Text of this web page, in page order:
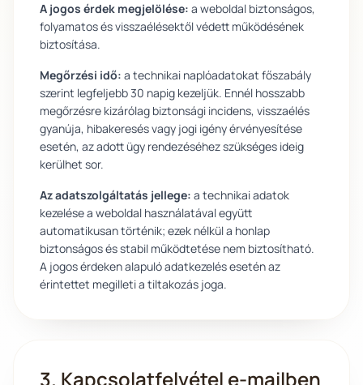
A jogos érdek megjelölése: a weboldal biztonságos,
folyamatos és visszaélésektől védett működésének
biztosítása.
Megőrzési idő: a technikai naplóadatokat főszabály
szerint legfeljebb 30 napig kezeljük. Ennél hosszabb
megőrzésre kizárólag biztonsági incidens, visszaélés
gyanúja, hibakeresés vagy jogi igény érvényesítése
esetén, az adott ügy rendezéséhez szükséges ideig
kerülhet sor.
Az adatszolgáltatás jellege: a technikai adatok
kezelése a weboldal használatával együtt
automatikusan történik; ezek nélkül a honlap
biztonságos és stabil működtetése nem biztosítható.
A jogos érdeken alapuló adatkezelés esetén az
érintettet megilleti a tiltakozás joga.
3. Kapcsolatfelvétel e-mailben